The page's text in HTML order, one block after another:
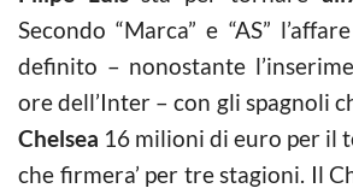
Secondo “Marca” e “AS”
definito – nonostante
ore dell’Inter – con gli spagnoli
Chelsea 16 milioni di euro per il
che firmera’ per tre stagioni. Il